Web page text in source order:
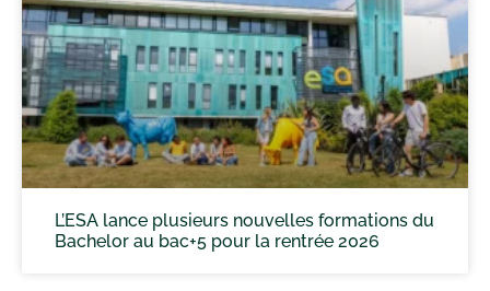
L’ESA lance plusieurs nouvelles formations du
Bachelor au bac+5 pour la rentrée 2026